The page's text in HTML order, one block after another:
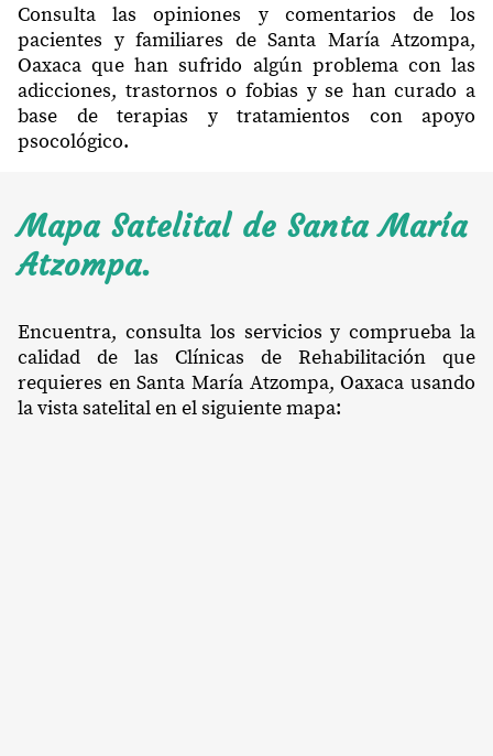
Consulta las opiniones y comentarios de los
pacientes y familiares de Santa María Atzompa,
Oaxaca que han sufrido algún problema con las
adicciones, trastornos o fobias y se han curado a
base de terapias y tratamientos con apoyo
psocológico.
Mapa Satelital de Santa María
Atzompa.
Encuentra, consulta los servicios y comprueba la
calidad de las Clínicas de Rehabilitación que
requieres en Santa María Atzompa, Oaxaca usando
la vista satelital en el siguiente mapa: